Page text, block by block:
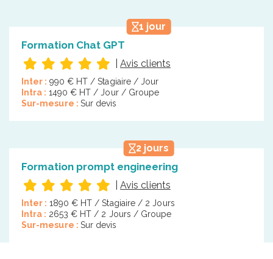
1 jour
Formation Chat GPT
Avis clients
Inter : 990 € HT / Stagiaire / Jour
Intra : 1490 € HT / Jour / Groupe
Sur-mesure : Sur devis
2 jours
Formation prompt engineering
Avis clients
Inter : 1890 € HT / Stagiaire / 2 Jours
Intra : 2653 € HT / 2 Jours / Groupe
Sur-mesure : Sur devis